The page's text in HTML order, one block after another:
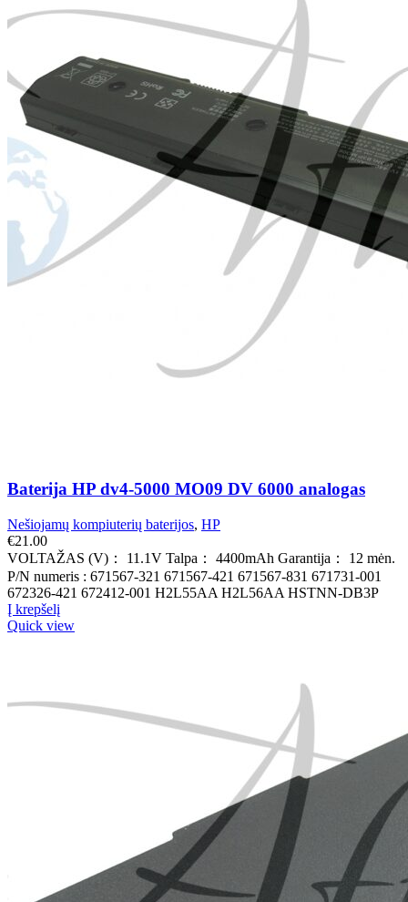
Baterija HP dv4-5000 MO09 DV 6000 analogas
Nešiojamų kompiuterių baterijos, HP
€21.00
VOLTAŽAS (V)： 11.1V Talpa： 4400mAh Garantija： 12 mėn.
P/N numeris : 671567-321 671567-421 671567-831 671731-001
672326-421 672412-001 H2L55AA H2L56AA HSTNN-DB3P
Į krepšelį
Quick view